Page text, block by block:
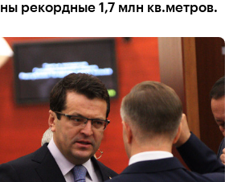
рекордные 1,7 млн кв.метров.